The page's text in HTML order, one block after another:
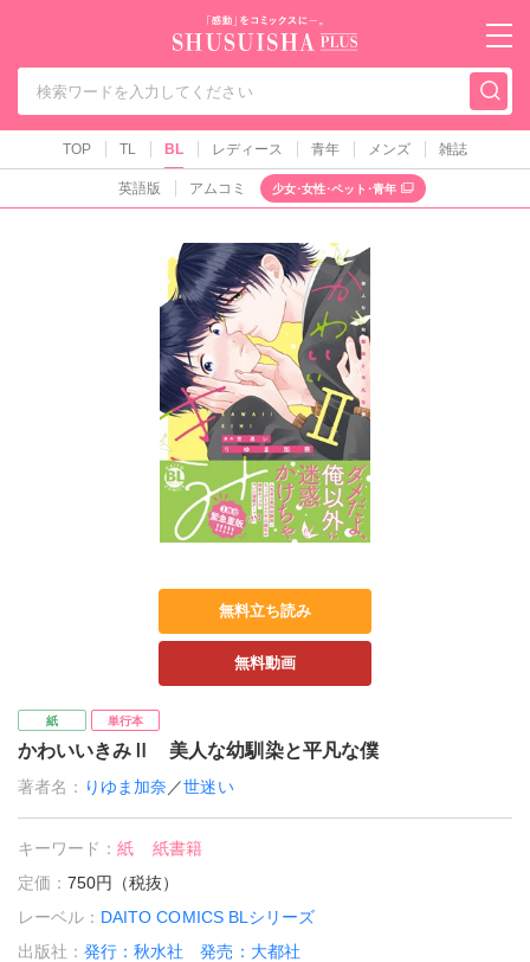
秋水社PLUS（テ
TOP TL BL レディース 青年 メンズ 雑誌
英語版 アムコミ 少女･女性･ペット･青年
無料立ち読み
無料動画
紙 単行本
かわいいきみⅡ 美人な幼馴染と平凡な僕
著者名： りゆま加奈 ／世迷い
キーワード：紙
紙書籍
定価：750円（税抜）
レーベル： DAITO COMICS BLシリーズ
出版社：発行：秋水社 発売：大都社